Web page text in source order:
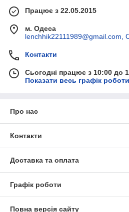
Працює з 22.05.2015
м. Одеса
lenchhik22111989@gmail.com,
Контакти
Сьогодні працює з 10:00 до
Показати весь графік роботи
Про нас
Контакти
Доставка та оплата
Графік роботи
Повна версія сайту